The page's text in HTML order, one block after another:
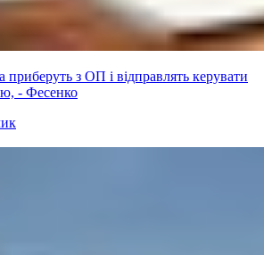
з ОП і відправлять керувати
- Фесенко